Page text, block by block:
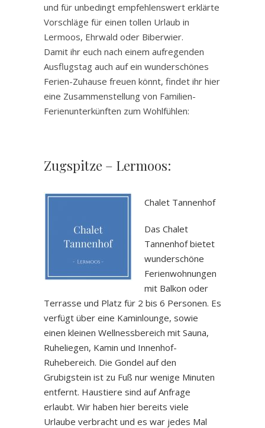
und für unbedingt empfehlenswert erklärte
Vorschläge für einen tollen Urlaub in
Lermoos, Ehrwald oder Biberwier.
Damit ihr euch nach einem aufregenden
Ausflugstag auch auf ein wunderschönes
Ferien-Zuhause freuen könnt, findet ihr hier
eine Zusammenstellung von Familien-
Ferienunterkünften zum Wohlfühlen:
Zugspitze – Lermoos:
Chalet Tannenhof
Das Chalet
Tannenhof bietet
wunderschöne
Ferienwohnungen
mit Balkon oder
Terrasse und Platz für 2 bis 6 Personen. Es
verfügt über eine Kaminlounge, sowie
einen kleinen Wellnessbereich mit Sauna,
Ruheliegen, Kamin und Innenhof-
Ruhebereich. Die Gondel auf den
Grubigstein ist zu Fuß nur wenige Minuten
entfernt. Haustiere sind auf Anfrage
erlaubt. Wir haben hier bereits viele
Urlaube verbracht und es war jedes Mal